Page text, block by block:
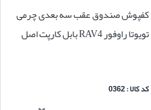
کفپوش صندوق عقب سه بعدی چرمی
تویوتا راوفور RAV4 بابل کارپت اصل
کد کالا : 0362